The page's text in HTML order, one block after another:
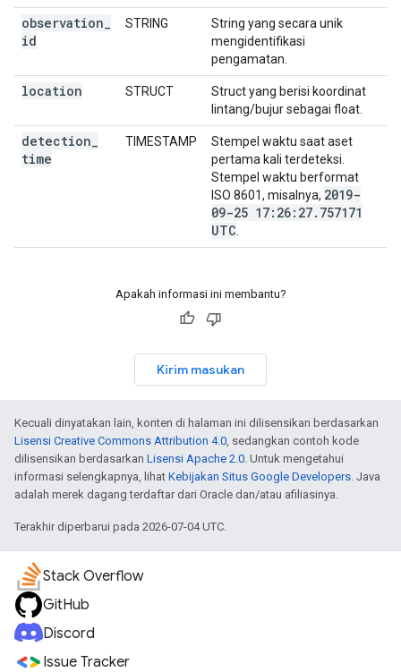
observation
id
STRING
String yang secara unik
mengidentifikasi
pengamatan.
location STRUCT
Struct yang berisi koordinat
lintang/bujur sebagai float.
detection
time
TIMESTAMP
Stempel waktu saat aset
pertama kali terdeteksi.
Stempel waktu berformat
ISO 8601, misalnya, 2019-
09-25 17:26:27. 757171
UTC
Apakah informasi ini membantu?
Kirim masukan
Kecuali dinyatakan lain, konten di halaman ini dilisensikan berdasarkan
Lisensi Creative Commons Attribution 4.0, sedangkan contoh kode
dilisensikan berdasarkan Lisensi Apache 2.0. Untuk mengetahui
informasi selengkapnya, lihat Kebijakan Situs Google Developers. Java
adalah merek dagang terdaftar dari Oracle dan/atau afiliasinya.
Terakhir diperbarui pada 2026-07-04 UTC.
Stack Overflow
GitHub
Discord
Issue Tracker